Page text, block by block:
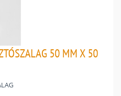
50 MM X 50